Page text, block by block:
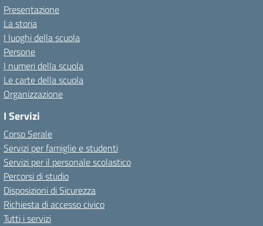
Presentazione
La storia
I luoghi della scuola
Persone
I numeri della scuola
Le carte della scuola
Organizzazione
I Servizi
Corso Serale
Servizi per famiglie e studenti
Servizi per il personale scolastico
Percorsi di studio
Disposizioni di Sicurezza
Richiesta di accesso civico
Tutti i servizi